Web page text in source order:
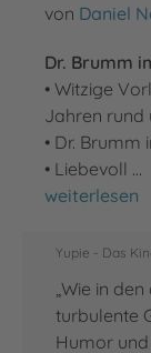
von Daniel
Dr. Brumm
• Witzige
Jahren rund
• Dr.
• Liebevoll …
Anpfiff für Dr.
weiterlesen
Yupie - Das
„Wie in
turbulente
Humor